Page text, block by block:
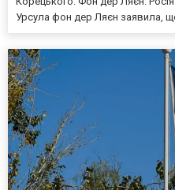
Урсула фон дер Ляєн заявила,